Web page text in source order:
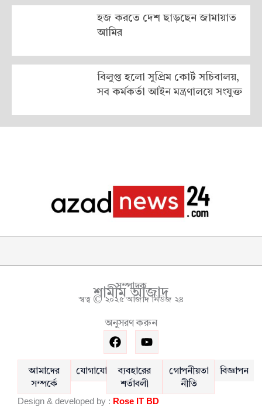
হজ করতে দেশ ছাড়ছেন জামায়াত
আমির
বিলুপ্ত হলো সুপ্রিম কোর্ট সচিবালয়,
সব কর্মকর্তা আইন মন্ত্রণালয়ে সংযুক্ত
সম্পাদক
শামীম আজাদ
স্বত্ব © ২০২৫ আজাদ নিউজ ২৪
অনুসরণ করুন
F
a
c
e
b
o
o
Y
o
u
t
u
b
e
আমাদের
সম্পর্কে
যোগাযোগ
ব্যবহারের
শর্তাবলী
গোপনীয়তা
নীতি
বিজ্ঞাপন
Design & developed by : Rose IT BD